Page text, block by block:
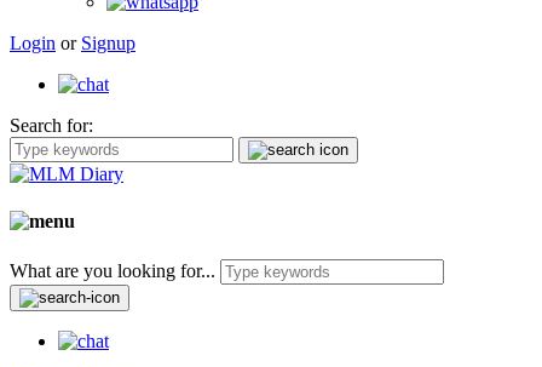
Login or Signup
Search for:
What are you looking for...